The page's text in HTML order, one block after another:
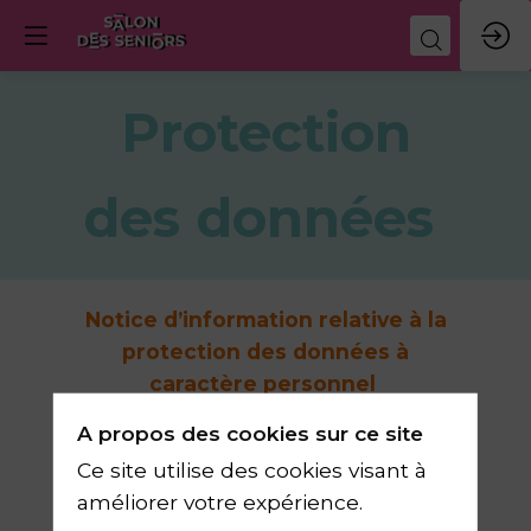
Protection
des données
Notice d’information relative à la
protection des données à
caractère personnel
Société QUINZE MAI (SASU AU
CAPITAL DE 3 370 884,00 Euros -
A propos des cookies sur ce site
Ce site utilise des cookies visant à
améliorer votre expérience.